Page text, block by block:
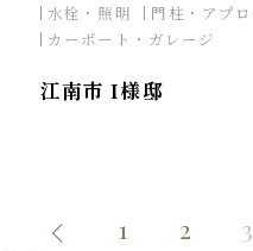
水栓・照明 門柱・アプ
カーポート・ガレージ
江南市 I様邸
1 2 3